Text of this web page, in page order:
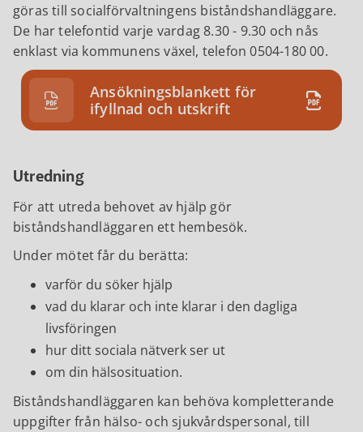
göras till socialförvaltningens biståndshandläggare.
De har telefontid varje vardag 8.30 - 9.30 och nås
enklast via kommunens växel, telefon 0504-180 00.
Ansökningsblankett för
ifyllnad och utskrift
Utredning
För att utreda behovet av hjälp gör
biståndshandläggaren ett hembesök.
Under mötet får du berätta:
varför du söker hjälp
vad du klarar och inte klarar i den dagliga
livsföringen
hur ditt sociala nätverk ser ut
om din hälsosituation.
Biståndshandläggaren kan behöva kompletterande
uppgifter från hälso- och sjukvårdspersonal, till